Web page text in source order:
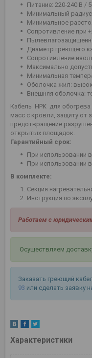
Питание: 220-240 В /
Минимальный радиус
Минимальное
Сопротивление при
Диаметр греющего
Сопротивление
Максимально
Минимальная
Оболочка жил:
Внешняя оболочка:
Кабель НРК для обогрева
масс с кровли, защиту от
предотвращение
открытых площадок.
Гарантийный срок:
При использовании
При использовании
В комплекте:
Секция
Инструкция по
Работаем с
Осуществляем
Заказать греющий
93 или сделать заявку
Характеристики